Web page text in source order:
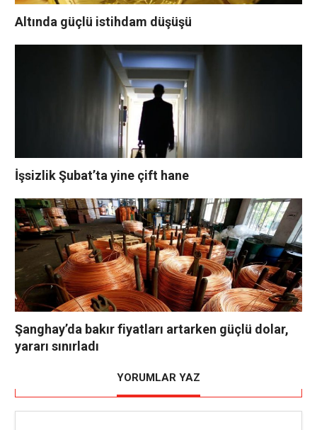
Altında güçlü istihdam düşüşü
İşsizlik Şubat’ta yine çift hane
Şanghay’da bakır fiyatları artarken güçlü dolar,
yararı sınırladı
YORUMLAR YAZ